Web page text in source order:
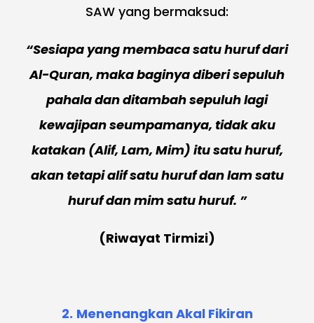
SAW yang bermaksud:
“Sesiapa yang membaca satu huruf dari
Al-Quran, maka baginya diberi sepuluh
pahala dan ditambah sepuluh lagi
kewajipan seumpamanya, tidak aku
katakan (Alif, Lam, Mim) itu satu huruf,
akan tetapi alif satu huruf dan lam satu
huruf dan mim satu huruf. ”
(Riwayat Tirmizi)
2. Menenangkan Akal Fikiran